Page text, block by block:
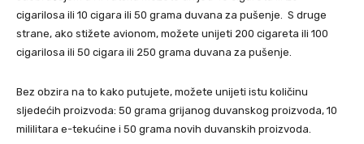
cigarilosa ili 10 cigara ili 50 grama duvana za pušenje. S druge
strane, ako stižete avionom, možete unijeti 200 cigareta ili 100
cigarilosa ili 50 cigara ili 250 grama duvana za pušenje.
Bez obzira na to kako putujete, možete unijeti istu količinu
sljedećih proizvoda: 50 grama grijanog duvanskog proizvoda, 10
mililitara e-tekućine i 50 grama novih duvanskih proizvoda.